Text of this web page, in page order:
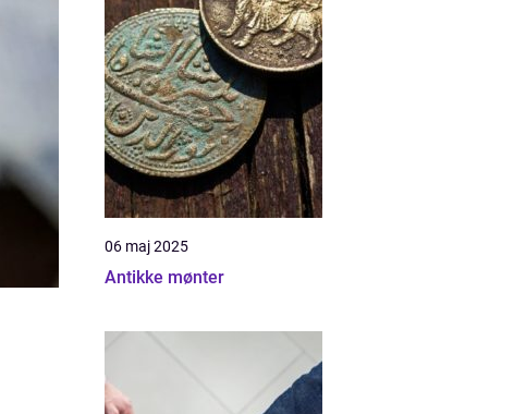
06 maj 2025
Antikke mønter